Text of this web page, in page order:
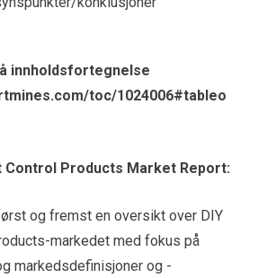
innholdsfortegnelse
toc/1024006#tableo
Control Products Market Report:
og fremst en oversikt over DIY
markedet med fokus på
markedsdefinisjoner og -